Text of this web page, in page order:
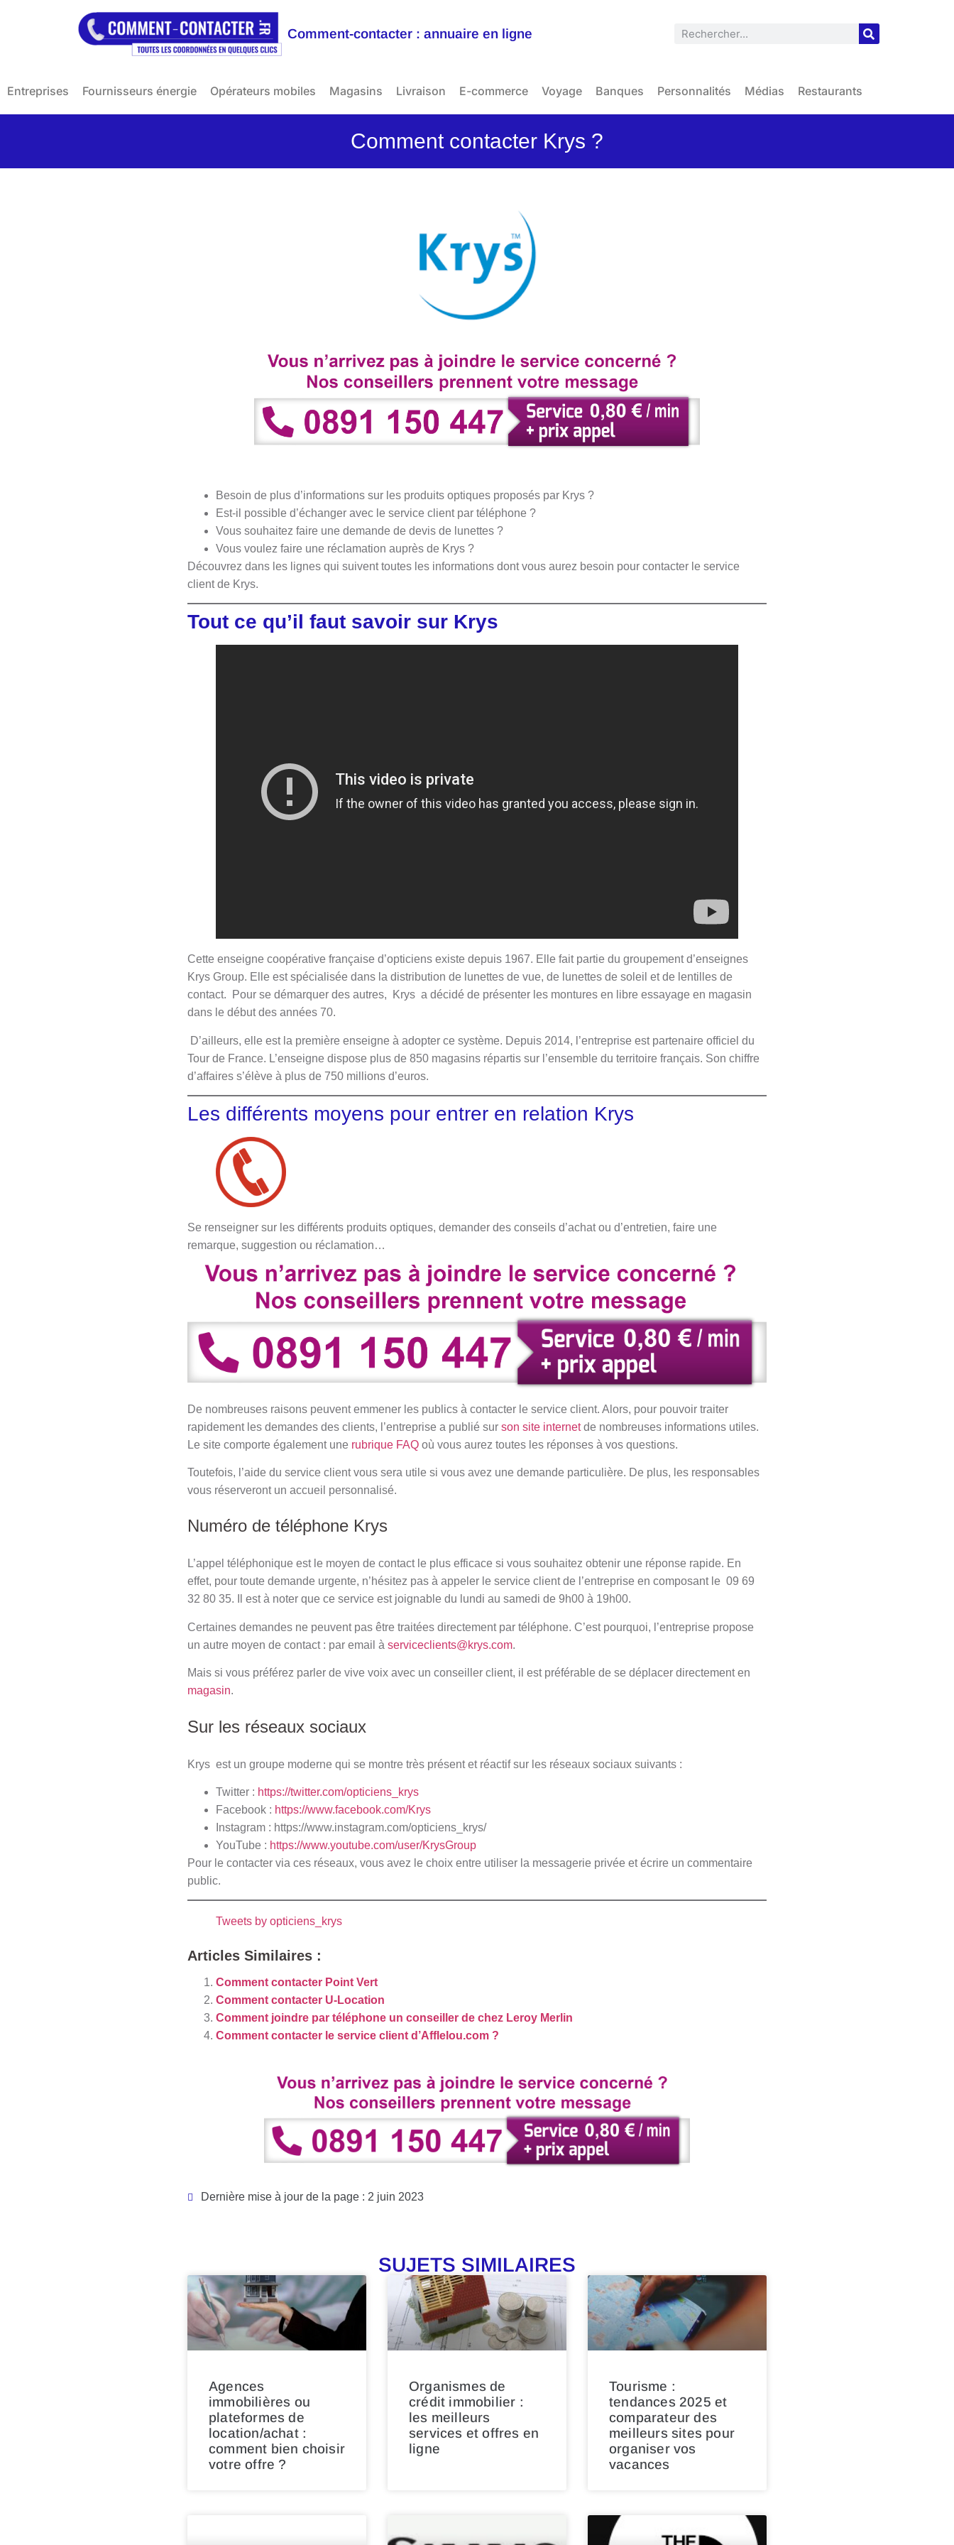
Comment-contacter : annuaire en ligne
Entreprises Fournisseurs énergie Opérateurs mobiles Magasins Livraison E-commerce Voyage Banques Personnalités Médias Restaurants
Comment contacter Krys ?
Besoin de plus d’informations sur les produits optiques proposés par Krys ?
Est-il possible d’échanger avec le service client par téléphone ?
Vous souhaitez faire une demande de devis de lunettes ?
Vous voulez faire une réclamation auprès de Krys ?
Découvrez dans les lignes qui suivent toutes les informations dont vous aurez besoin pour contacter le service
client de Krys.
Tout ce qu’il faut savoir sur Krys
Cette enseigne coopérative française d’opticiens existe depuis 1967. Elle fait partie du groupement d’enseignes
Krys Group. Elle est spécialisée dans la distribution de lunettes de vue, de lunettes de soleil et de lentilles de
contact. Pour se démarquer des autres, Krys a décidé de présenter les montures en libre essayage en magasin
dans le début des années 70.
D’ailleurs, elle est la première enseigne à adopter ce système. Depuis 2014, l’entreprise est partenaire officiel du
Tour de France. L’enseigne dispose plus de 850 magasins répartis sur l’ensemble du territoire français. Son chiffre
d’affaires s’élève à plus de 750 millions d’euros.
Les différents moyens pour entrer en relation Krys
Se renseigner sur les différents produits optiques, demander des conseils d’achat ou d’entretien, faire une
remarque, suggestion ou réclamation…
De nombreuses raisons peuvent emmener les publics à contacter le service client. Alors, pour pouvoir traiter
rapidement les demandes des clients, l’entreprise a publié sur son site internetde nombreuses informations utiles.
Le site comporte également une rubrique FAQ où vous aurez toutes les réponses à vos questions.
Toutefois, l’aide du service client vous sera utile si vous avez une demande particulière. De plus, les responsables
vous réserveront un accueil personnalisé.
Numéro de téléphone Krys
L’appel téléphonique est le moyen de contact le plus efficace si vous souhaitez obtenir une réponse rapide. En
effet, pour toute demande urgente, n’hésitez pas à appeler le service client de l’entreprise en composant le 09 69
32 80 35. Il est à noter que ce service est joignable du lundi au samedi de 9h00 à 19h00.
Certaines demandes ne peuvent pas être traitées directement par téléphone. C’est pourquoi, l’entreprise propose
un autre moyen de contact : par email à serviceclients@krys.com.
Mais si vous préférez parler de vive voix avec un conseiller client, il est préférable de se déplacer directement en
magasin.
Sur les réseaux sociaux
Krys est un groupe moderne qui se montre très présent et réactif sur les réseaux sociaux suivants :
Twitter : https://twitter.com/opticiens_krys
Facebook : https://www.facebook.com/Krys
Instagram : https://www.instagram.com/opticiens_krys/
YouTube : https://www.youtube.com/user/KrysGroup
Pour le contacter via ces réseaux, vous avez le choix entre utiliser la messagerie privée et écrire un commentaire
public.
Tweets by opticiens_krys
Articles Similaires :
Comment contacter Point Vert
Comment contacter U-Location
Comment joindre par téléphone un conseiller de chez Leroy Merlin
Comment contacter le service client d’Afflelou.com ?
Dernière mise à jour de la page : 2 juin 2023
SUJETS SIMILAIRES
Agences
immobilières ou
plateformes de
location/achat :
comment bien choisir
votre offre ?
Organismes de
crédit immobilier :
les meilleurs
services et offres en
ligne
Tourisme :
tendances 2025 et
comparateur des
meilleurs sites pour
organiser vos
vacances